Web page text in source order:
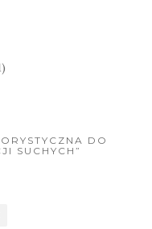
DO
SUCHYCH”